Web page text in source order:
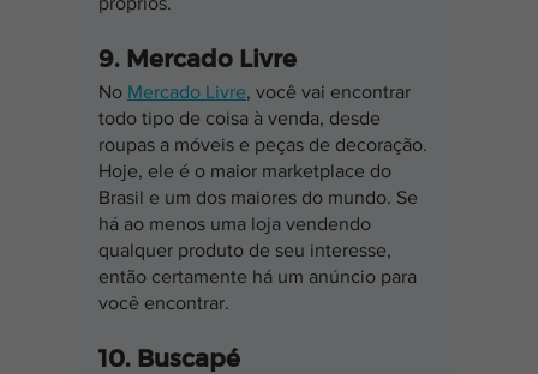
9. Mercado Livre
No Mercado Livre, você vai encontrar
todo tipo de coisa à venda, desde
roupas a móveis e peças de decoração.
Hoje, ele é o maior marketplace do
Brasil e um dos maiores do mundo. Se
há ao menos uma loja vendendo
qualquer produto de seu interesse,
então certamente há um anúncio para
você encontrar.
10. Buscapé